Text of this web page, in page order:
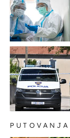
PUTOVANJA